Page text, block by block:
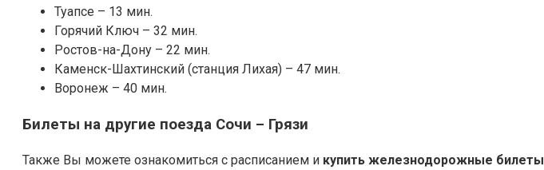
Туапсе – 13 мин.
Горячий Ключ – 32 мин.
Ростов-на-Дону – 22 мин.
Каменск-Шахтинский (станция Лихая) – 47 мин.
Воронеж – 40 мин.
Билеты на другие поезда Сочи – Грязи
Также Вы можете ознакомиться с расписанием и купить железнодорожные билеты